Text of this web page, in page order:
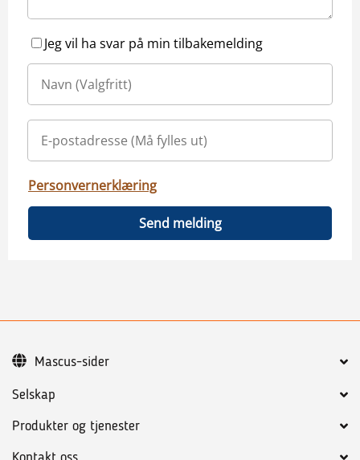
Jeg vil ha svar på min tilbakemelding
Personvernerklæring
Send melding
Selskap
Produkter og tjenester
Mascus-sider